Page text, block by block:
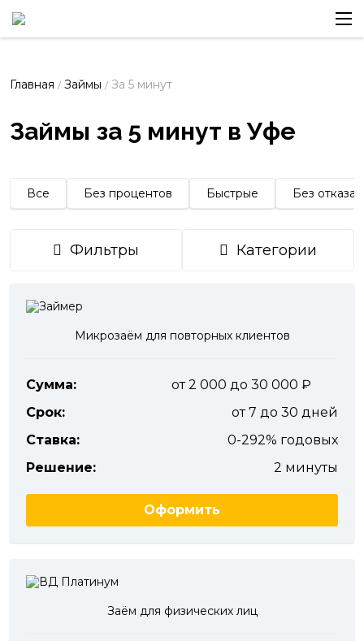
Главная / Займы / За 5 минут
Займы за 5 минут в Уфе
Все Без процентов Быстрые Без отказа
Фильтры Категории
Микрозаём для повторных клиентов
Сумма:
от 2 000 до 30 000
Срок:
от 7 до 30 дней
Ставка:
0-292% годовых
Решение:
2 минуты
Оформить
Заём для физических лиц